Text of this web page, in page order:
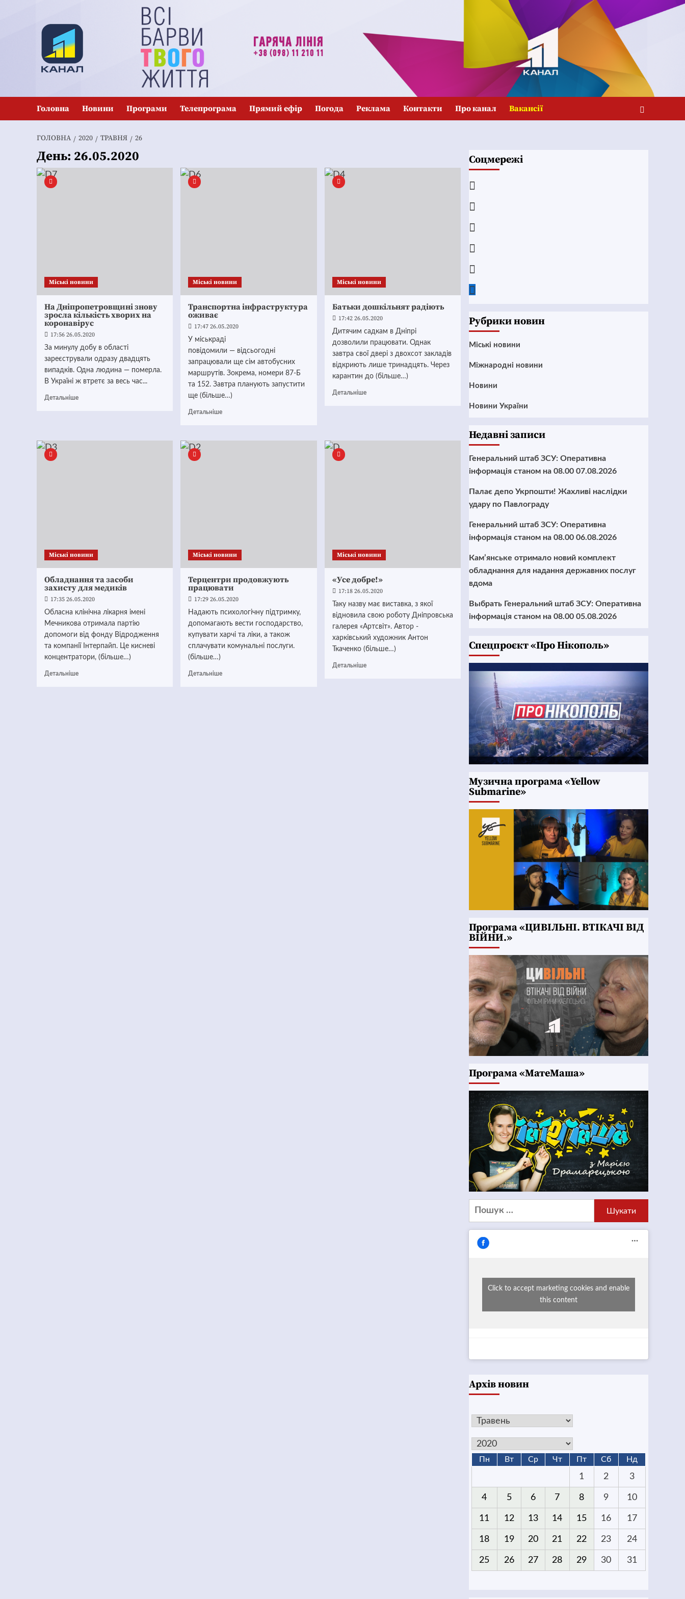
Головна Новини Програми Телепрограма Прямий ефір Погода Реклама Контакти Про канал Вакансії
ГОЛОВНА 2020 ТРАВНЯ 26
День: 26.05.2020
Mіські новини
На Дніпропетровщині знову
зросла кількість хворих на
коронавірус
17:56 26.05.2020
За минулу добу в області
зареєстрували одразу двадцять
випадків. Одна людина — померла.
В Україні ж втретє за весь час...
Детальніше
Mіські новини
Транспортна інфраструктура
оживає
17:47 26.05.2020
У міськраді
повідомили — відсьогодні
запрацювали ще сім автобусних
маршрутів. Зокрема, номери 87-Б
та 152. Завтра планують запустити
ще (більше…)
Детальніше
Mіські новини
Батьки дошкільнят радіють
17:42 26.05.2020
Дитячим садкам в Дніпрі
дозволили працювати. Однак
завтра свої двері з двохсот закладів
відкриють лише тринадцять. Через
карантин до (більше…)
Детальніше
Mіські новини
Обладнання та засоби
захисту для медиків
17:35 26.05.2020
Обласна клінічна лікарня імені
Мечникова отримала партію
допомоги від фонду Відродження
та компанії Інтерпайп. Це кисневі
концентратори, (більше…)
Детальніше
Mіські новини
Терцентри продовжують
працювати
17:29 26.05.2020
Надають психологічну підтримку,
допомагають вести господарство,
купувати харчі та ліки, а також
сплачувати комунальні послуги.
(більше…)
Детальніше
Mіські новини
«Усе добре!»
17:18 26.05.2020
Таку назву має виставка, з якої
відновила свою роботу Дніпровська
галерея «Артсвіт». Автор -
харківський художник Антон
Ткаченко (більше…)
Детальніше
Соцмережі
Рубрики новин
Mіські новини
Міжнародні новини
Новини
Новини України
Недавні записи
Генеральний штаб ЗСУ: Оперативна
інформація станом на 08.00 07.08.2026
Палає депо Укрпошти! Жахливі наслідки
удару по Павлограду
Генеральний штаб ЗСУ: Оперативна
інформація станом на 08.00 06.08.2026
Кам’янське отримало новий комплект
обладнання для надання державних послуг
вдома
Выбрать Генеральний штаб ЗСУ: Оперативна
інформація станом на 08.00 05.08.2026
Cпецпроєкт «Про Нікополь»
Музична програма «Yellow
Submarine»
Програма «ЦИВІЛЬНІ. ВТІКАЧІ ВІД
ВІЙНИ.»
Програма «МатеМаша»
Пошук:
Click to accept marketing cookies and enable
this content
Архів новин
Пн Вт Ср Чт Пт Сб Нд
1 2 3
4 5 6 7 8 9 10
11 12 13 14 15 16 17
18 19 20 21 22 23 24
25 26 27 28 29 30 31